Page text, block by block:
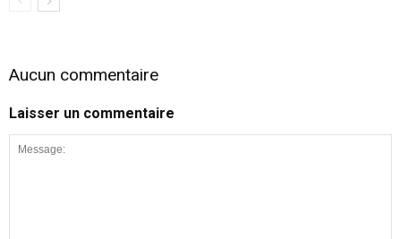
Aucun commentaire
Laisser un commentaire